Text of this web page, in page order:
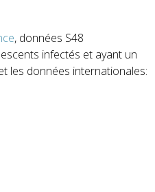
, données S48
infectés et ayant un
les données internationales: